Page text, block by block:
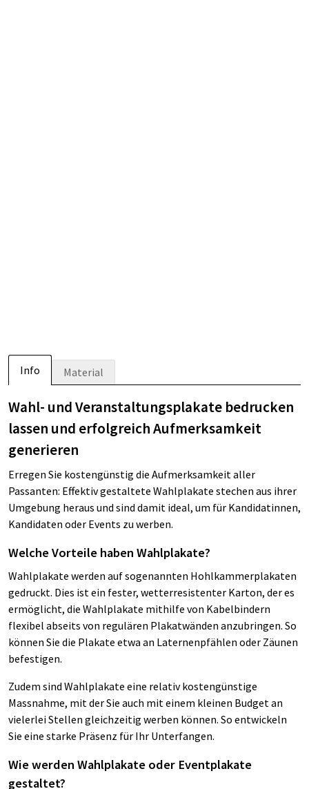
Info Material
Wahl- und Veranstaltungsplakate bedrucken
lassen und erfolgreich Aufmerksamkeit
generieren
Erregen Sie kostengünstig die Aufmerksamkeit aller
Passanten: Effektiv gestaltete Wahlplakate stechen aus ihrer
Umgebung heraus und sind damit ideal, um für Kandidatinnen,
Kandidaten oder Events zu werben.
Welche Vorteile haben Wahlplakate?
Wahlplakate werden auf sogenannten Hohlkammerplakaten
gedruckt. Dies ist ein fester, wetterresistenter Karton, der es
ermöglicht, die Wahlplakate mithilfe von Kabelbindern
flexibel abseits von regulären Plakatwänden anzubringen. So
können Sie die Plakate etwa an Laternenpfählen oder Zäunen
befestigen.
Zudem sind Wahlplakate eine relativ kostengünstige
Massnahme, mit der Sie auch mit einem kleinen Budget an
vielerlei Stellen gleichzeitig werben können. So entwickeln
Sie eine starke Präsenz für Ihr Unterfangen.
Wie werden Wahlplakate oder Eventplakate
gestaltet?